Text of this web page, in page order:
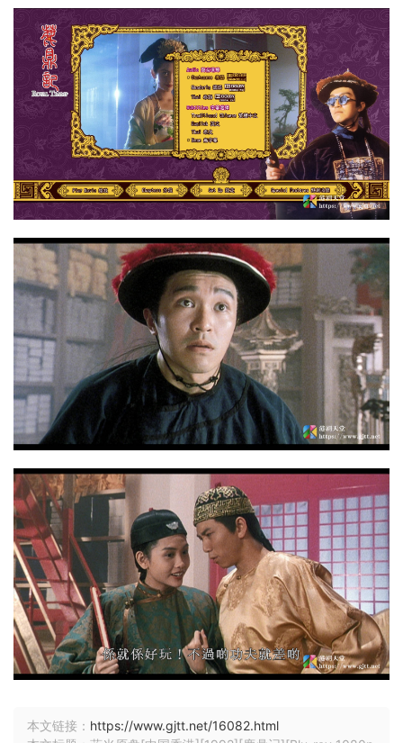
本文链接： https://www.gjtt.net/16082.html